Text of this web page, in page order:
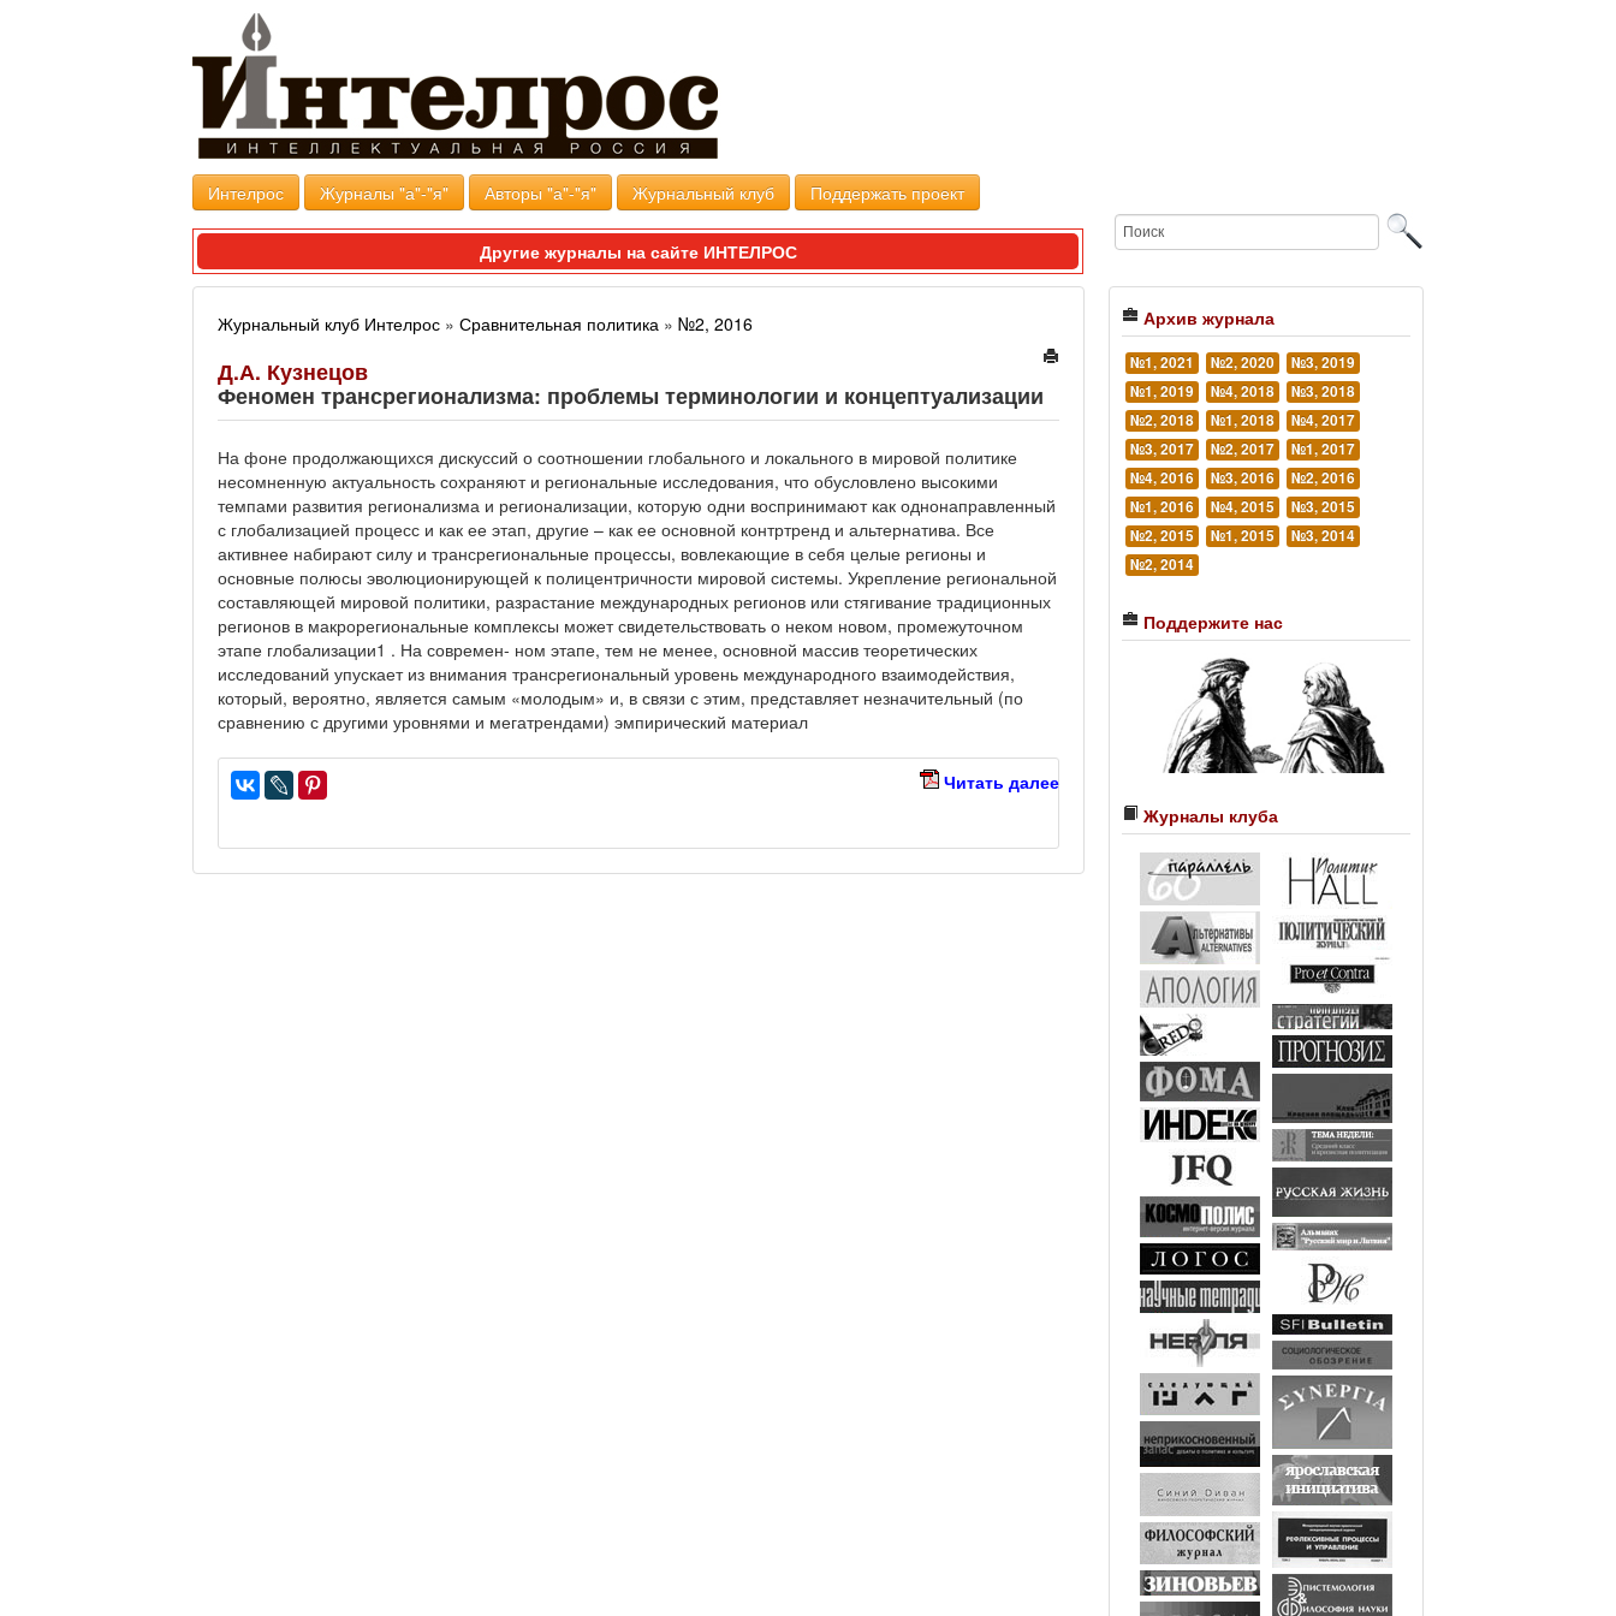
Интелрос Журналы "а"-"я" Авторы "а"-"я" Журнальный клуб Поддержать проект
Другие журналы на сайте ИНТЕЛРОС
Журнальный клуб Интелрос » Сравнительная политика » №2, 2016
Д.А. Кузнецов
Феномен трансрегионализма: проблемы терминологии и концептуализации
На фоне продолжающихся дискуссий о соотношении глобального и локального в мировой политике
несомненную актуальность сохраняют и региональные исследования, что обусловлено высокими
темпами развития регионализма и регионализации, которую одни воспринимают как однонаправленный
с глобализацией процесс и как ее этап, другие – как ее основной контртренд и альтернатива. Все
активнее набирают силу и трансрегиональные процессы, вовлекающие в себя целые регионы и
основные полюсы эволюционирующей к полицентричности мировой системы. Укрепление региональной
составляющей мировой политики, разрастание международных регионов или стягивание традиционных
регионов в макрорегиональные комплексы может свидетельствовать о неком новом, промежуточном
этапе глобализации1 . На современ- ном этапе, тем не менее, основной массив теоретических
исследований упускает из внимания трансрегиональный уровень международного взаимодействия,
который, вероятно, является самым «молодым» и, в связи с этим, представляет незначительный (по
сравнению с другими уровнями и мегатрендами) эмпирический материал
Читать далее
Архив журнала
№1, 2021 №2, 2020
№3, 2019
№1, 2019
№4, 2018
№3, 2018
№2, 2018
№1, 2018
№4, 2017
№3, 2017
№2, 2017
№1, 2017
№4, 2016
№3, 2016
№2, 2016
№1, 2016
№4, 2015
№3, 2015
№2, 2015
№1, 2015
№3, 2014
№2, 2014
Поддержите нас
Журналы клуба